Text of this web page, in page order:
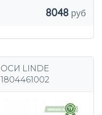
8048
ОСИ LINDE
1804461002